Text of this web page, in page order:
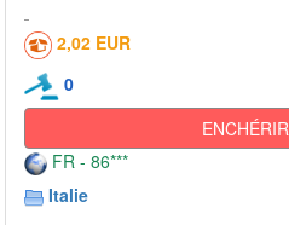
2,02 EUR
0
ENCHÉRIR
FR - 86***
Italie